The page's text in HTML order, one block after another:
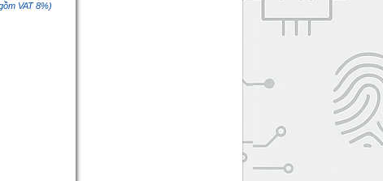
VAT 8%)